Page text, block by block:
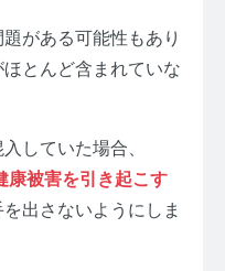
がある可能性もあり
とんど含まれていな
していた場合、
康被害を引き起こす
出さないようにしま